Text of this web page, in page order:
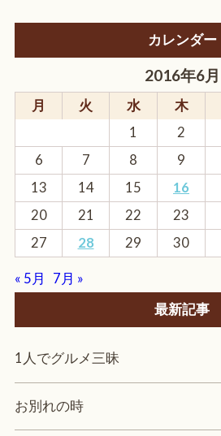
カレンダー
2016年6月
月 火 水 木
1
2
6
7 8 9
13
14 15 16
20
21 22 23
27
28 29 30
« 5月
7月 »
最新記事
1人でグルメ三昧
お別れの時